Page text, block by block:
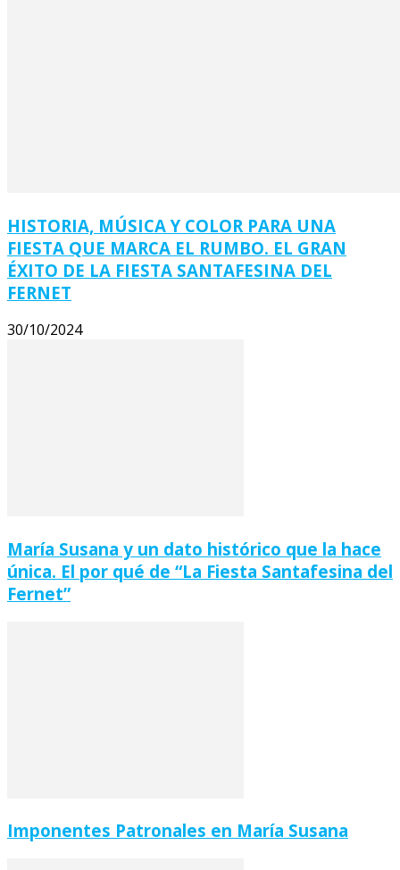
HISTORIA, MÚSICA Y COLOR PARA UNA
FIESTA QUE MARCA EL RUMBO. EL GRAN
ÉXITO DE LA FIESTA SANTAFESINA DEL
FERNET
30/10/2024
María Susana y un dato histórico que la hace
única. El por qué de “La Fiesta Santafesina del
Fernet”
Imponentes Patronales en María Susana